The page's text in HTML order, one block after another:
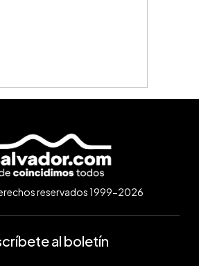
reservados 1999-2026
al boletín